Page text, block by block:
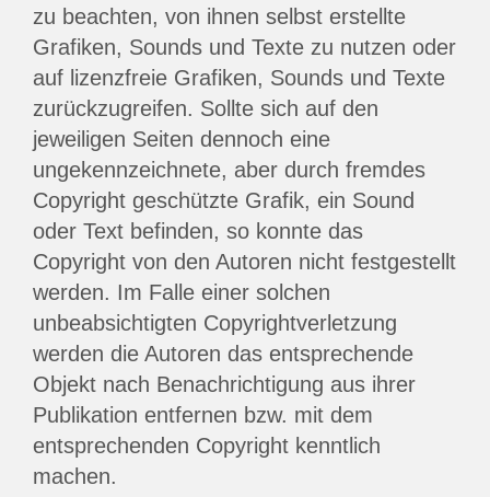
zu beachten, von ihnen selbst erstellte
Grafiken, Sounds und Texte zu nutzen oder
auf lizenzfreie Grafiken, Sounds und Texte
zurückzugreifen. Sollte sich auf den
jeweiligen Seiten dennoch eine
ungekennzeichnete, aber durch fremdes
Copyright geschützte Grafik, ein Sound
oder Text befinden, so konnte das
Copyright von den Autoren nicht festgestellt
werden. Im Falle einer solchen
unbeabsichtigten Copyrightverletzung
werden die Autoren das entsprechende
Objekt nach Benachrichtigung aus ihrer
Publikation entfernen bzw. mit dem
entsprechenden Copyright kenntlich
machen.